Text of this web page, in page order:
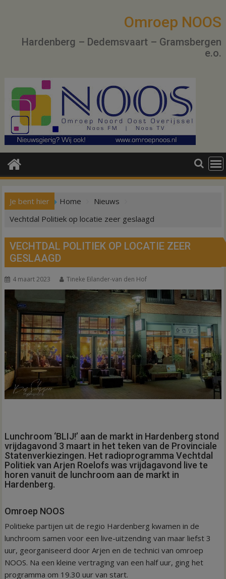
Omroep NOOS
Hardenberg – Dedemsvaart – Gramsbergen
e.o.
Je bent hier Home
Nieuws
Vechtdal Politiek op locatie zeer geslaagd
VECHTDAL POLITIEK OP LOCATIE ZEER
GESLAAGD
4 maart 2023 Tineke Eilander-van den Hof
Lunchroom ‘BLIJ!’ aan de markt in Hardenberg stond
vrijdagavond 3 maart in het teken van de Provinciale
Statenverkiezingen. Het radioprogramma Vechtdal
Politiek van Arjen Roelofs was vrijdagavond live te
horen vanuit de lunchroom aan de markt in
Hardenberg.
Omroep NOOS
Politieke partijen uit de regio Hardenberg kwamen in de
lunchroom samen voor een live-uitzending van maar liefst 3
uur, georganiseerd door Arjen en de technici van omroep
NOOS. Na een kleine vertraging van een half uur, ging het
programma om 19.30 uur van start.